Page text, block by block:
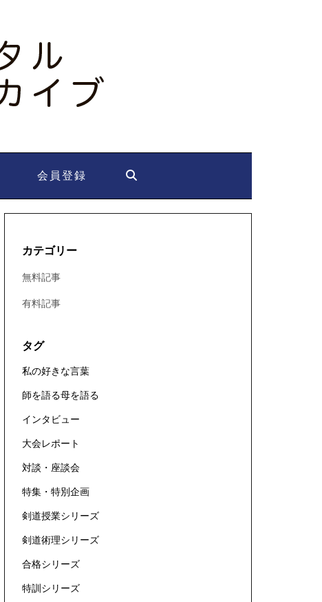
会員登録
カテゴリー
無料記事
有料記事
タグ
私の好きな言葉
師を語る母を語る
インタビュー
大会レポート
対談・座談会
特集・特別企画
剣道授業シリーズ
剣道術理シリーズ
合格シリーズ
特訓シリーズ